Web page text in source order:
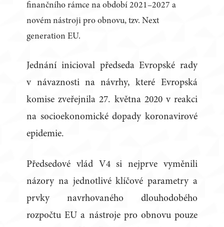
finančního rámce na období 2021–2027 a
novém nástroji pro obnovu, tzv. Next
generation EU.
Jednání inicioval předseda Evropské rady
v návaznosti na návrhy, které Evropská
komise zveřejnila 27. května 2020 v reakci
na socioekonomické dopady koronavirové
epidemie.
Předsedové vlád V4 si nejprve vyměnili
názory na jednotlivé klíčové parametry a
prvky navrhovaného dlouhodobého
rozpočtu EU a nástroje pro obnovu pouze